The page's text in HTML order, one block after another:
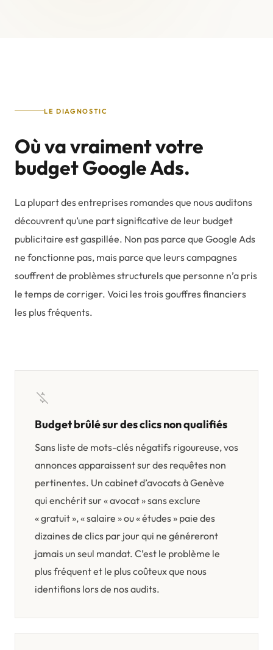
LE DIAGNOSTIC
Où va vraiment votre
budget Google Ads.
La plupart des entreprises romandes que nous auditons
découvrent qu’une part significative de leur budget
publicitaire est gaspillée. Non pas parce que Google Ads
ne fonctionne pas, mais parce que leurs campagnes
souffrent de problèmes structurels que personne n’a pris
le temps de corriger. Voici les trois gouffres financiers
les plus fréquents.
money_off
Budget brûlé sur des clics non qualifiés
Sans liste de mots-clés négatifs rigoureuse, vos
annonces apparaissent sur des requêtes non
pertinentes. Un cabinet d’avocats à Genève
qui enchérit sur « avocat » sans exclure
« gratuit », « salaire » ou « études » paie des
dizaines de clics par jour qui ne généreront
jamais un seul mandat. C’est le problème le
plus fréquent et le plus coûteux que nous
identifions lors de nos audits.